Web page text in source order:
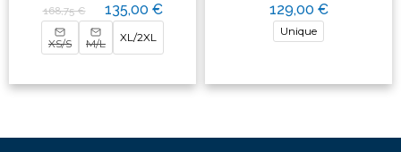
168,75 € 135,00 €
XS/S M/L XL/2XL
129,00 €
Unique